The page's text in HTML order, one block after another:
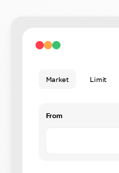
Market Limit
From